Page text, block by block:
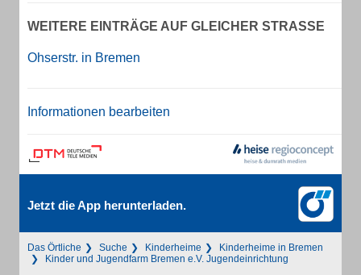
WEITERE EINTRÄGE AUF GLEICHER STRASSE
Ohserstr. in Bremen
Informationen bearbeiten
Jetzt die App herunterladen.
Das Örtliche Suche Kinderheime
Kinderheime in Bremen
Kinder und Jugendfarm Bremen e.V. Jugendeinrichtung